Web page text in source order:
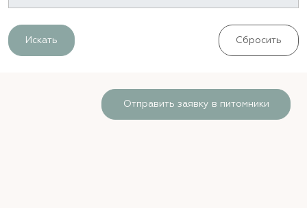
Искать Сбросить
Отправить заявку в питомники